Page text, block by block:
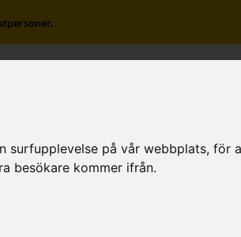
på vår webbplats, för
besökare kommer ifrån.